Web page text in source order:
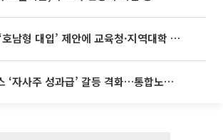
형 대입’ 제안에 교육청·지역대학 서·논술형 입시 연계 '착수'
SK하이닉스 ‘자사주 성과급’ 갈등 격화…통합노조 출범 움직임